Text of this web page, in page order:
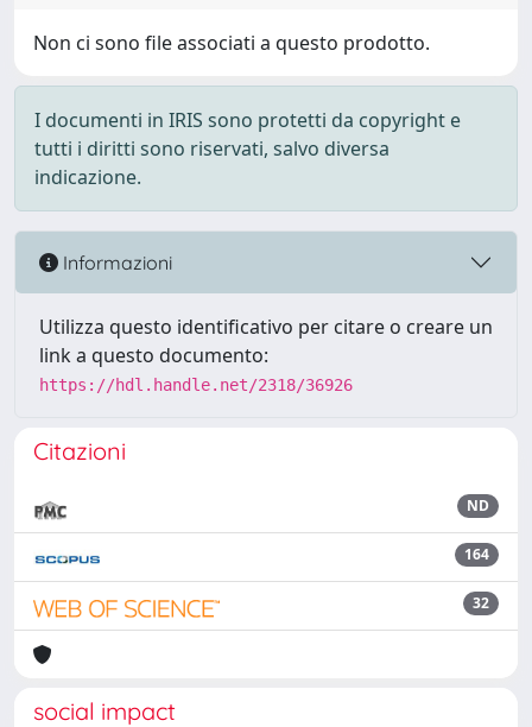
Non ci sono file associati a questo prodotto.
I documenti in IRIS sono protetti da copyright e
tutti i diritti sono riservati, salvo diversa
indicazione.
Informazioni
Utilizza questo identificativo per citare o creare un
link a questo documento:
https://hdl.handle.net/2318/36926
Citazioni
ND
164
32
social impact